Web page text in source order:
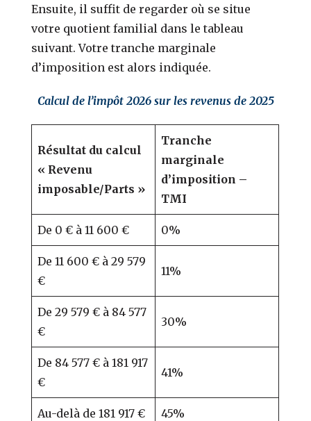
Ensuite, il suffit de regarder où se situe
votre quotient familial dans le tableau
suivant. Votre tranche marginale
d’imposition est alors indiquée.
Calcul de l’impôt 2026 sur les revenus de 2025
Résultat du calcul
« Revenu
imposable/Parts »
Tranche
marginale
d’imposition –
TMI
De 0 € à 11 600 € 0%
De 11 600 € à 29 579
€
11%
De 29 579 € à 84 577
€
30%
De 84 577 € à 181 917
€
41%
Au-delà de 181 917 € 45%